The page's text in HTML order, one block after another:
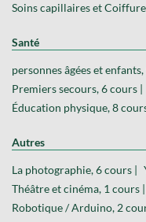
Soins capillaires et
Santé
personnes âgées et enfants,
Premiers secours, 6 cours |
Éducation physique, 8 cours
Autres
La photographie, 6 cours |
Théâtre et cinéma, 1 cours |
Robotique / Arduino, 2